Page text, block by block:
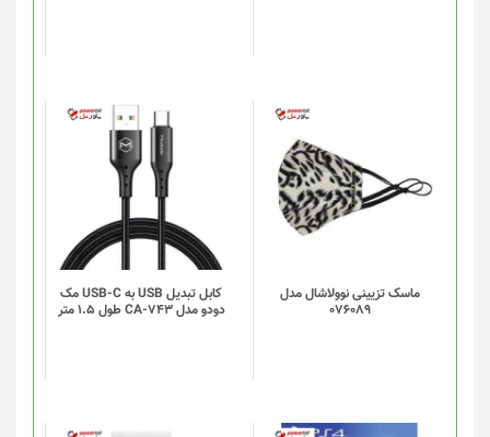
ماسک تزیینی نوولاشال مدل
076089
کابل تبدیل USB به USB-C مک
دودو مدل CA-743 طول 1.5 متر